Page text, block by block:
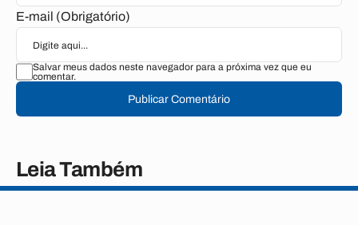
E-mail (Obrigatório)
Salvar meus dados neste navegador para a próxima vez que eu
comentar.
Publicar Comentário
Leia Também